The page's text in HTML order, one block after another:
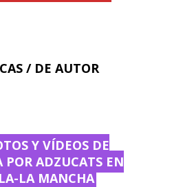
/ DE AUTOR
Y VÍDEOS DE
POR ADZUCATS EN
LA MANCHA